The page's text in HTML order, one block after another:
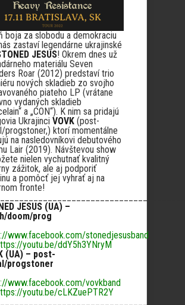
boja za slobodu a demokraciu
zastaví legendárne ukrajinské
JESUS! Okrem dnes už
materiálu Seven
Roar (2012) predstaví trio
nových skladieb zo svojho
piateho LP (vrátane
vydaných skladieb
a „CON“). K nim sa pridajú
Ukrajinci VOVK (post-
progstoner,) ktorí momentálne
na nasledovníkovi debutového
Lair (2019). Návštevou show
nielen vychutnať kvalitný
zážitok, ale aj podporiť
a pomôcť jej vyhrať aj na
fronte!
JESUS (UA) –
doom/prog
www.facebook.com/stonedjesusband
youtu.be/ddY5h3YNryM
(UA) – post-
progstoner
www.facebook.com/vovkband
youtu.be/cLKZuePTR2Y